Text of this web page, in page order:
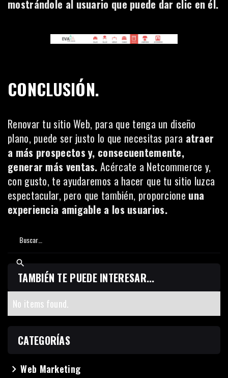
mostrándole al usuario que puede dar clic en él.
CONCLUSIÓN.
Renovar tu sitio Web, para que tenga un diseño
plano, puede ser justo lo que necesitas para atraer
a más prospectos y, consecuentemente,
generar más ventas.Acércate a Netcommerce y,
con gusto, te ayudaremos a hacer que tu sitio luzca
espectacular, pero que también, proporcione una
experiencia amigable a los usuarios.
TAMBIÉN TE PUEDE INTERESAR...
No items found.
CATEGORÍAS
navigate_nextWeb Marketing